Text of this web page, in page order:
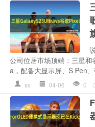
公司位居市场顶端：三星
a，配备大显示屏、S Pen
sx 04-06 0